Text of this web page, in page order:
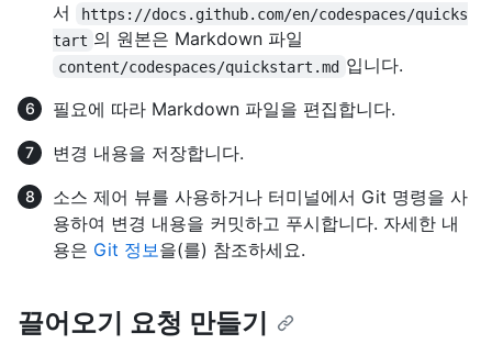
서
https://docs.github.com/en/codespaces/quicks
tart 의 원본은 Markdown 파일
content/codespaces/quickstart.md 입니다.
필요에 따라 Markdown 파일을 편집합니다.
변경 내용을 저장합니다.
소스 제어 뷰를 사용하거나 터미널에서 Git 명령을 사
용하여 변경 내용을 커밋하고 푸시합니다. 자세한 내
용은 Git 정보을(를) 참조하세요.
끌어오기 요청 만들기